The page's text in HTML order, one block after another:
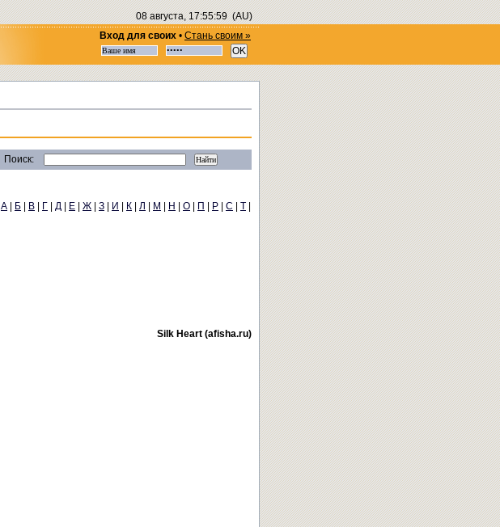
08 августа, 17:55:59(AU)
Вход для своих • Стань своим »
Поиск:
А Б В Г Д Е Ж З И К Л М Н О П Р С Т
Silk Heart (afisha.ru)